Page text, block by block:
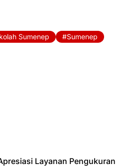
Sumenep Sumenep
Layanan Pengukuran